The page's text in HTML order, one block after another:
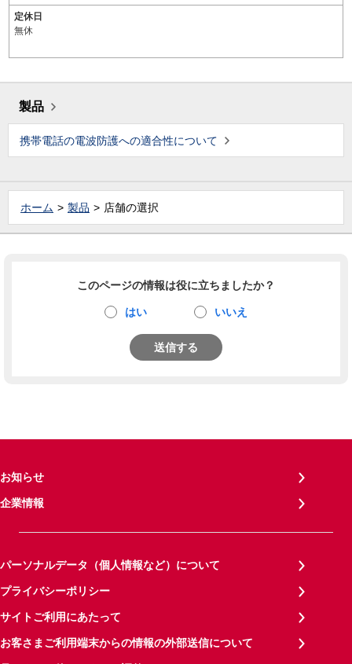
定休日
無休
製品
携帯電話の電波防護への適合性について
ホーム 製品 店舗の選択
このページの情報は役に立ちましたか？
はい いいえ
送信する
お知らせ
企業情報
パーソナルデータ（個人情報など）について
プライバシーポリシー
サイトご利用にあたって
お客さまご利用端末からの情報の外部送信について